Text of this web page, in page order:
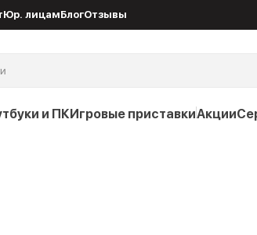
Юр. лицамБлогОтзывы
и ПКИгровые приставкиАкции